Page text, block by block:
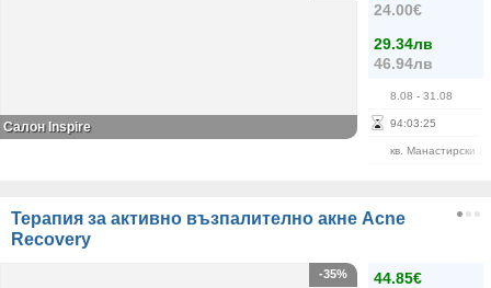
24.00€
29.34лв
46.94лв
8.08 - 31.08
94:03:24
кв. Манастирски
Салон Inspire
Терапия за активно възпалително акне Acne
Recovery
44.85€
-35%